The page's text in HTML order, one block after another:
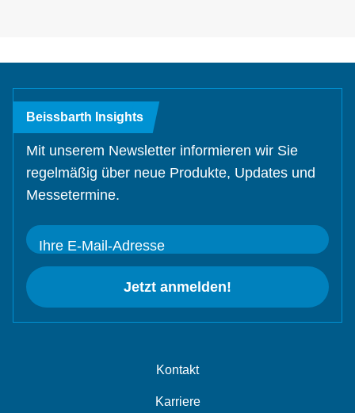
Kontakt
Karriere
Beissbarth Insights
Mit unserem Newsletter informieren wir Sie
regelmäßig über neue Produkte, Updates und
Messetermine.
Ihre E-Mail-Adresse
Jetzt anmelden!